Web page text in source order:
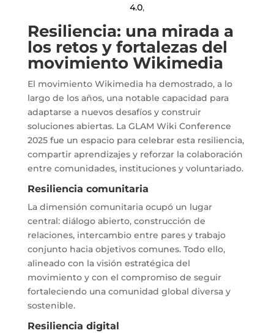
4.0,
Resiliencia: una mirada a
los retos y fortalezas del
movimiento Wikimedia
El movimiento Wikimedia ha demostrado, a lo
largo de los años, una notable capacidad para
adaptarse a nuevos desafíos y construir
soluciones abiertas. La GLAM Wiki Conference
2025 fue un espacio para celebrar esta resiliencia,
compartir aprendizajes y reforzar la colaboración
entre comunidades, instituciones y voluntariado.
Resiliencia comunitaria
La dimensión comunitaria ocupó un lugar
central: diálogo abierto, construcción de
relaciones, intercambio entre pares y trabajo
conjunto hacia objetivos comunes. Todo ello,
alineado con la visión estratégica del
movimiento y con el compromiso de seguir
fortaleciendo una comunidad global diversa y
sostenible.
Resiliencia digital